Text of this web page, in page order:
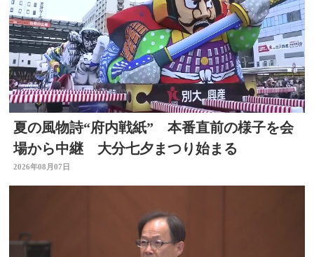
夏の風物詩“府内戦紙” 本番直前の様子を会
場から中継 大分七夕まつり始まる
2026年08月07日